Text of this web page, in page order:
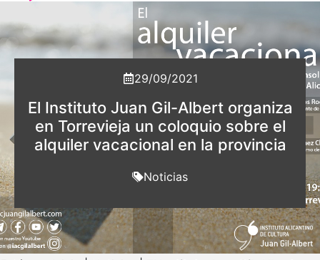
29/09/2021
El Instituto Juan Gil-Albert organiza
en Torrevieja un coloquio sobre el
alquiler vacacional en la provincia
Noticias